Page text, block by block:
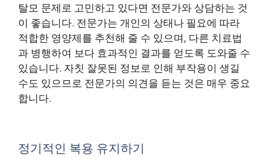
탈모 문제로 고민하고 있다면 전문가와 상담하는 것
이 좋습니다. 전문가는 개인의 상태나 필요에 따라
적합한 영양제를 추천해 줄 수 있으며, 다른 치료법
과 병행하여 보다 효과적인 결과를 얻도록 도와줄 수
있습니다. 자칫 잘못된 정보로 인해 부작용이 생길
수도 있으므로 전문가의 의견을 듣는 것은 매우 중요
합니다.
정기적인 복용 유지하기